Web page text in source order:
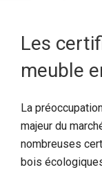
Les
meuble
La
majeur du
nombreuses
bois